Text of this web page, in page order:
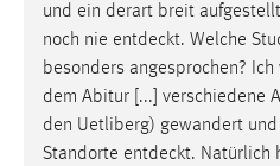
und ein derart breit
noch nie entdeckt. Welche
besonders angesprochen?
dem Abitur [...] verschiedene
den Uetliberg) gewandert
Standorte entdeckt. Natürlich
externen Medien Cookies
YouTube
Vimeo